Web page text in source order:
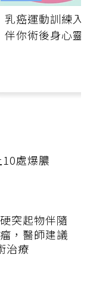
乳癌運動訓練入
伴你術後身心靈
處爆膿
突起物伴隨
，醫師建議
治療